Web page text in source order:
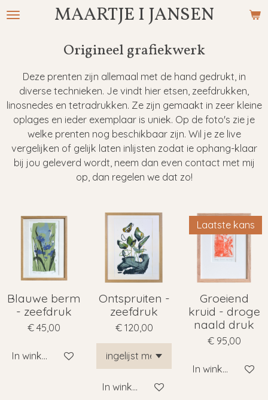
Ga
MAARTJE I JANSEN
Origineel grafiekwerk
Deze prenten zijn allemaal met de hand gedrukt, in
diverse technieken. Je vindt hier etsen, zeefdrukken,
linosnedes en tetradrukken. Ze zijn gemaakt in zeer kleine
oplages en ieder exemplaar is uniek. Op de foto's zie je
welke prenten nog beschikbaar zijn. Wil je ze live
vergelijken of gelijk laten inlijsten zodat ie ophang-klaar
bij jou geleverd wordt, neem dan even contact met mij
op, dan regelen we dat zo!
Blauwe berm
- zeefdruk
€ 45,00
In winkelwagen
Ontspruiten -
zeefdruk
€ 120,00
In winkelwagen
Laatste kans
Groeiend
kruid - droge
naald druk
€ 95,00
In winkelwagen